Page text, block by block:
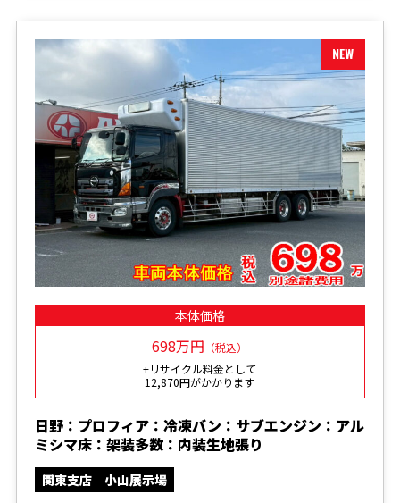
本体価格
698万円 （税込）
+リサイクル料金として
12,870円がかかります
日野：プロフィア：冷凍バン：サブエンジン：アル
ミシマ床：架装多数：内装生地張り
関東支店 小山展示場